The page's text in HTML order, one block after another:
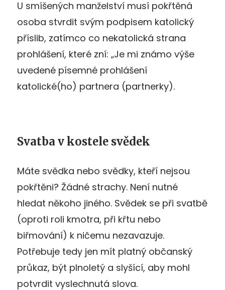
U smíšených manželství musí pokřtěná
osoba stvrdit svým podpisem katolický
příslib, zatímco co nekatolická strana
prohlášení, které zní: „Je mi známo výše
uvedené písemné prohlášení
katolické(ho) partnera (partnerky).
Svatba v kostele svědek
Máte svědka nebo svědky, kteří nejsou
pokřtěni? Žádné strachy. Není nutné
hledat někoho jiného. Svědek se při svatbě
(oproti roli kmotra, při křtu nebo
biřmování) k ničemu nezavazuje.
Potřebuje tedy jen mít platný občanský
průkaz, být plnoletý a slyšící, aby mohl
potvrdit vyslechnutá slova.